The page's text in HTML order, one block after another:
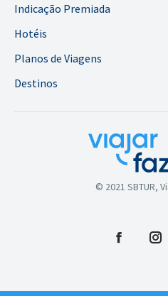
Indicação Premiada
Hotéis
Planos de Viagens
Destinos
© 2021 SBTUR,
Facebook